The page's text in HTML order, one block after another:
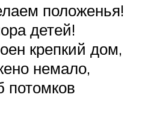
положенья!
детей!
крепкий дом,
немало,
потомков